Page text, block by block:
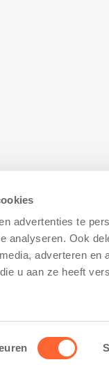
advertenties te
analyseren. Ook
adverteren en
u aan ze heeft
– Cookiebeleid